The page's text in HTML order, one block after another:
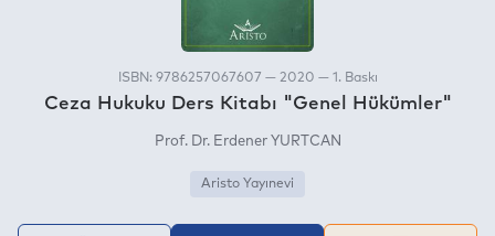
ISBN: 9786257067607 — 2020 — 1. Baskı
Ceza Hukuku Ders Kitabı "Genel Hükümler"
Prof. Dr. Erdener YURTCAN
Aristo Yayınevi